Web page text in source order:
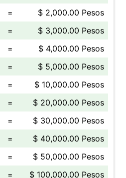
=
$ 2,000.00 Pesos
=
$ 3,000.00 Pesos
=
$ 4,000.00 Pesos
=
$ 5,000.00 Pesos
=
$ 10,000.00 Pesos
=
$ 20,000.00 Pesos
=
$ 30,000.00 Pesos
=
$ 40,000.00 Pesos
=
$ 50,000.00 Pesos
= $ 100,000.00 Pesos